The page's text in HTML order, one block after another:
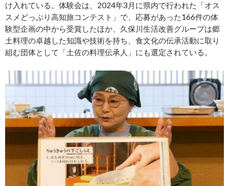
け入れている。体験会は、2024年3月に県内で行われた「オス
スメどっぷり高知旅コンテスト」で、応募があった166件の体
験型企画の中から受賞したほか、久保川生活改善グループは郷
土料理の卓越した知識や技術を持ち、食文化の伝承活動に取り
組む団体として「土佐の料理伝承人」にも選定されている。